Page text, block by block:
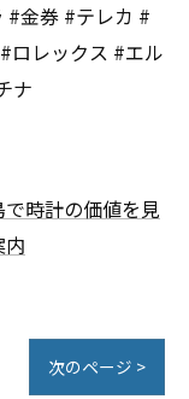
#金券 #テレカ #
ロレックス #エル
ナ
で時計の価値を見
次のページ >